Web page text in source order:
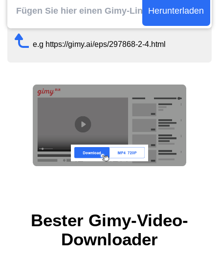
Herunterladen
e.g https://gimy.ai/eps/297868-2-4.html
Bester Gimy-Video-
Downloader